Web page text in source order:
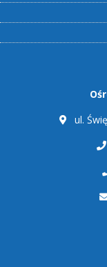
ul.